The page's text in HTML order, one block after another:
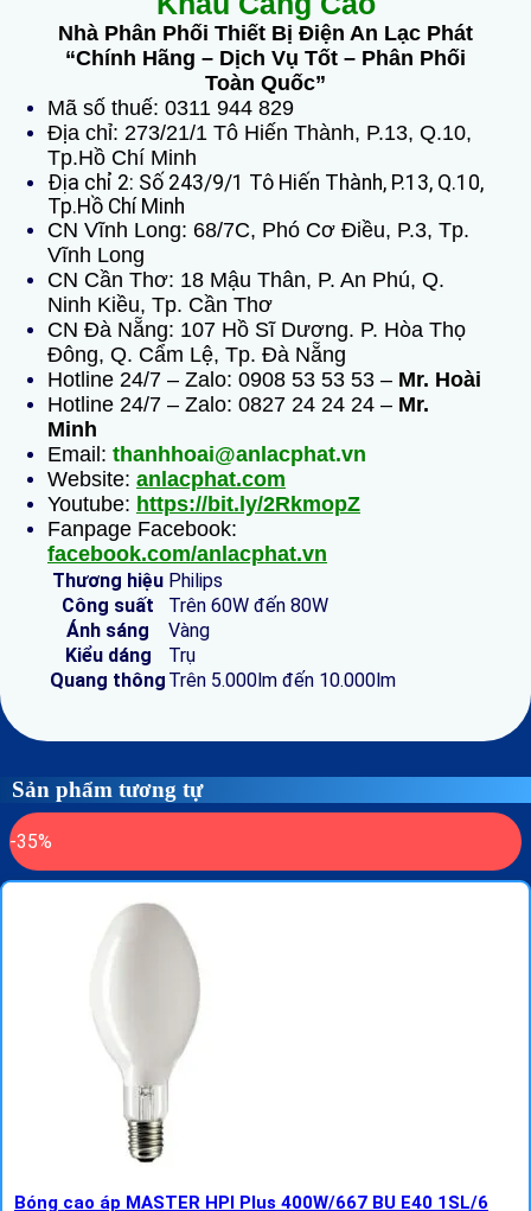
Nhà Phân Phối Thiết Bị Điện An Lạc Phát
“Chính Hãng – Dịch Vụ Tốt – Phân Phối
Toàn Quốc”
Mã số thuế: 0311 944 829
Địa chỉ: 273/21/1 Tô Hiến Thành, P.13, Q.10,
Tp.Hồ Chí Minh
Địa chỉ 2: Số 243/9/1 Tô Hiến Thành, P.13, Q.10,
Tp.Hồ Chí Minh
CN Vĩnh Long: 68/7C, Phó Cơ Điều, P.3, Tp.
Vĩnh Long
CN Cần Thơ: 18 Mậu Thân, P. An Phú, Q.
Ninh Kiều, Tp. Cần Thơ
CN Đà Nẵng: 107 Hồ Sĩ Dương. P. Hòa Thọ
Đông, Q. Cẩm Lệ, Tp. Đà Nẵng
Hotline 24/7 – Zalo: 0908 53 53 53 – Mr. Hoài
Hotline 24/7 – Zalo: 0827 24 24 24 – Mr.
Minh
Email: thanhhoai@anlacphat.vn
Website: anlacphat.com
Youtube: https://bit.ly/2RkmopZ
Fanpage Facebook:
facebook.com/anlacphat.vn
Thương hiệu Philips
Công suất
Trên 60W đến 80W
Ánh sáng
Vàng
Kiểu dáng
Trụ
Quang thông Trên 5.000lm đến 10.000lm
Sản phẩm tương tự
-35%
Bóng cao áp MASTER HPI Plus 400W/667 BU E40 1SL/6